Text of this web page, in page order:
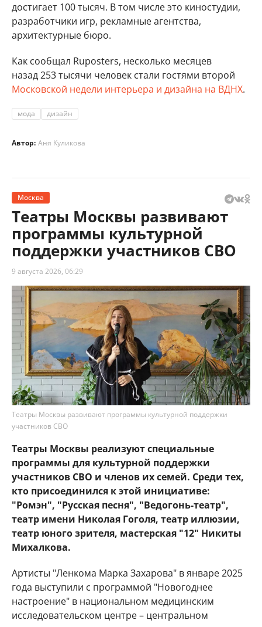
достигает 100 тысяч. В том числе это киностудии,
разработчики игр, рекламные агентства,
архитектурные бюро.
Как сообщал Ruposters, несколько месяцев
назад 253 тысячи человек стали гостями второй
Московской недели интерьера и дизайна на ВДНХ.
мода дизайн
Автор: Аня Куликова
Москва
Театры Москвы развивают
программы культурной
поддержки участников СВО
9 августа 2026, 06:29
Театры Москвы развивают программы культурной поддержки
участников СВО
Театры Москвы реализуют специальные
программы для культурной поддержки
участников СВО и членов их семей. Среди тех,
кто присоединился к этой инициативе:
"Ромэн", "Русская песня", "Ведогонь-театр",
театр имени Николая Гоголя, театр иллюзии,
театр юного зрителя, мастерская "12" Никиты
Михалкова.
Артисты "Ленкома Марка Захарова" в январе 2025
года выступили с программой "Новогоднее
настроение" в национальном медицинским
исследовательском центре – центральном